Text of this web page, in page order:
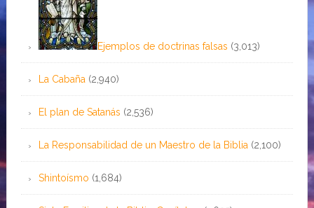
Ejemplos de doctrinas falsas (3,013)
La Cabaña (2,940)
El plan de Satanás (2,536)
La Responsabilidad de un Maestro de la Biblia (2,100)
Shintoísmo (1,684)